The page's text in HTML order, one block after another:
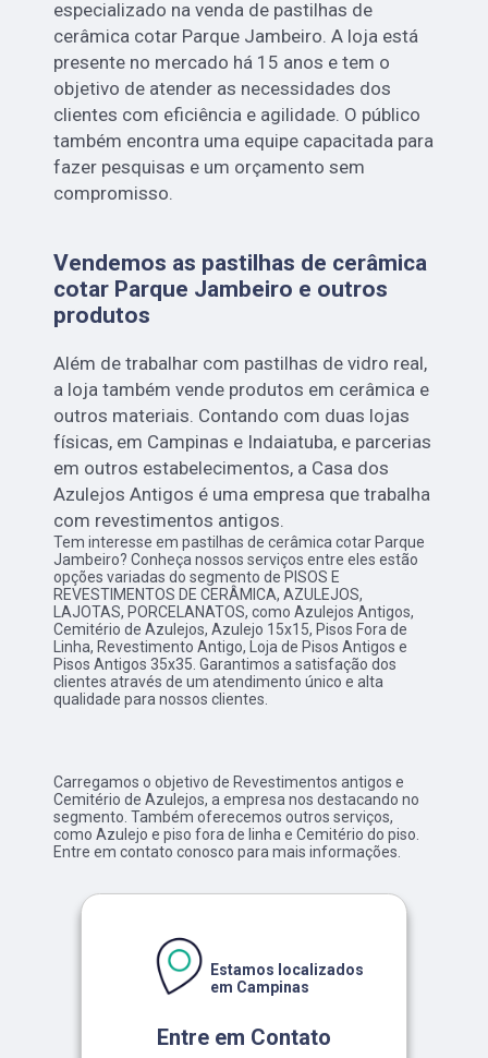
especializado na venda de pastilhas de
cerâmica cotar Parque Jambeiro. A loja está
presente no mercado há 15 anos e tem o
objetivo de atender as necessidades dos
clientes com eficiência e agilidade. O público
também encontra uma equipe capacitada para
fazer pesquisas e um orçamento sem
compromisso.
Vendemos as pastilhas de cerâmica
cotar Parque Jambeiro e outros
produtos
Além de trabalhar com pastilhas de vidro real,
a loja também vende produtos em cerâmica e
outros materiais. Contando com duas lojas
físicas, em Campinas e Indaiatuba, e parcerias
em outros estabelecimentos, a Casa dos
Azulejos Antigos é uma empresa que trabalha
com revestimentos antigos.
Tem interesse em pastilhas de cerâmica cotar Parque
Jambeiro? Conheça nossos serviços entre eles estão
opções variadas do segmento de PISOS E
REVESTIMENTOS DE CERÂMICA, AZULEJOS,
LAJOTAS, PORCELANATOS, como Azulejos Antigos,
Cemitério de Azulejos, Azulejo 15x15, Pisos Fora de
Linha, Revestimento Antigo, Loja de Pisos Antigos e
Pisos Antigos 35x35. Garantimos a satisfação dos
clientes através de um atendimento único e alta
qualidade para nossos clientes.
Carregamos o objetivo de Revestimentos antigos e
Cemitério de Azulejos, a empresa nos destacando no
segmento. Também oferecemos outros serviços,
como Azulejo e piso fora de linha e Cemitério do piso.
Entre em contato conosco para mais informações.
Entre em Contato
Estamos localizados
em Campinas